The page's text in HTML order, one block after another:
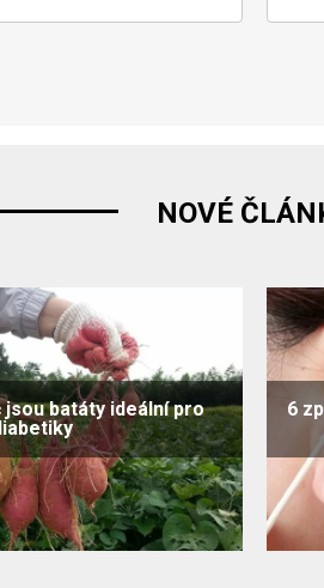
NOVÉ
jsou batáty ideální pro
6